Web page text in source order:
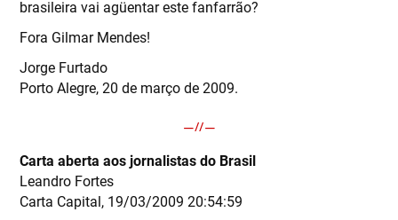
brasileira vai agüentar este fanfarrão?
Fora Gilmar Mendes!
Jorge Furtado
Porto Alegre, 20 de março de 2009.
Carta aberta aos jornalistas do Brasil
Leandro Fortes
Carta Capital, 19/03/2009 20:54:59